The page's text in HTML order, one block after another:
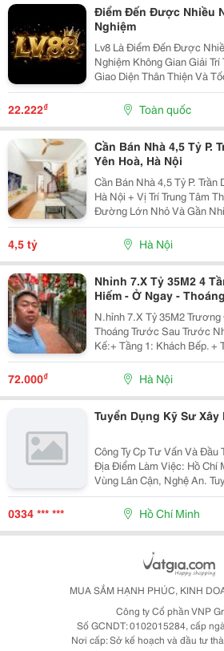
Điểm Đến Được Nhiều
Nghiệm
Lv8 Là Điểm Đến Được
Nghiệm Không Gian Giải
Giao Diện Thân Thiện Và
Cung Cấp Đa Dạng Trò
Hỗ Trợ Trên Nhiều Thiết Bị
22.222₫ Toàn quốc
Cần Bán Nhà 4,5 Tỷ P.
Yên Hoà, Hà Nội
Cần Bán Nhà 4,5 Tỷ P.
Hà Nội + Vị Trí Trung Tâm
Đường Lớn Nhỏ Và Gần
V.v... + Diện Tích Gia Đình
+ Ô-Tô Vào Cửa, Nhà Có
4,5 tỷ Hà Nội
Nhỉnh 7.X Tỷ 35M2 4
Hiếm - Ở Ngay -
Két
N.hỉnh 7.X Tỷ 35M2
Thoáng Trước Sau Trước
Kế:+ Tầng 1: Khách Bếp. +
Tầng 4: Phòng Thờ Sân
Gần Chợ + Giao Thông
72.000₫ Hà Nội
Tuyển Dụng Kỹ Sư Xây
Công Ty Cp Tư Vấn Và
Địa Điểm Làm Việc: Hồ Chí
Vùng Lân Cận, Nghệ An. Tuyển Dụng 1. Kỹ Sư Nội
Nghiệp Công Trình Giao
Sư Hiện Trường Công
0334 *** *** Hồ Chí Minh
MUA SẮM HẠNH PHÚC, KINH
Công ty Cổ phần VNP
Số GCNDT: 0102015284, cấp
Nơi cấp: Sở kế hoạch và đầu tư